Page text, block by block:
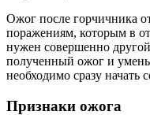
Ожог после горчичника
поражениям, которым в
нужен совершенно
полученный ожог и
необходимо сразу начать
Признаки ожога